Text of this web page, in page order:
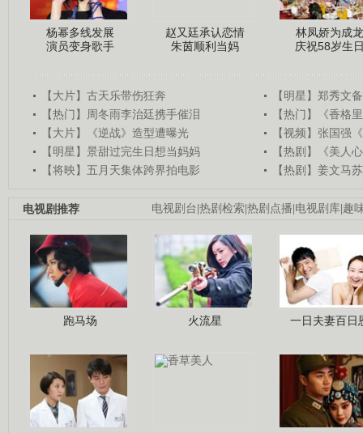
杨幂多线发展
演员变身歌手
赵又廷承认恋情
朱茵顺利当妈
林凤娇为成龙
庆祝58岁生
【大片】古天乐带伤狂奔
【明星】郑秀文
【热门】周冬雨李治廷携手催泪
【热门】《香格
【大片】《逆战》造型遭曝光
【视频】张国强
【明星】景甜过完生日想当妈妈
【热剧】《美人
【将映】五月天集体跨界拍电影
【热剧】姜文马
电视剧台 热剧检索 热剧点播 电视剧库 趣
电视剧推荐
跑马场 火流星 一日夫妻百日